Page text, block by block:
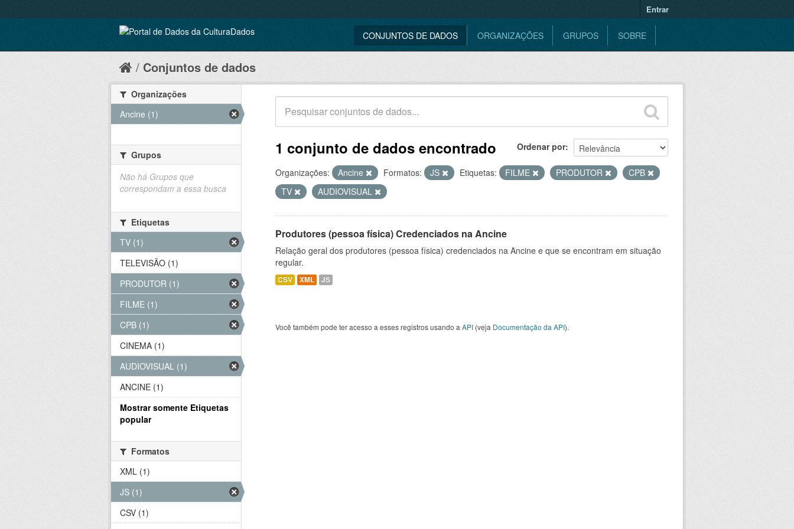
Entrar
CONJUNTOS DE DADOS ORGANIZAÇÕES GRUPOS SOBRE
Conjuntos de dados
Ordenar por
1 conjunto de dados encontrado
Organizações: Ancine Formatos: JS Etiquetas: FILME PRODUTOR
CPB
TV
AUDIOVISUAL
Produtores (pessoa física) Credenciados na Ancine
Relação geral dos produtores (pessoa física) credenciados na Ancine e que se encontram em situação
regular.
CSV XML JS
Você também pode ter acesso a esses registros usando a API (veja Documentação da API).
Organizações
Ancine (1)
Grupos
Não há Grupos que
correspondam a essa busca
Etiquetas
TV (1)
TELEVISÃO (1)
PRODUTOR (1)
FILME (1)
CPB (1)
CINEMA (1)
AUDIOVISUAL (1)
ANCINE (1)
Mostrar somente Etiquetas
popular
Formatos
XML (1)
JS (1)
CSV (1)